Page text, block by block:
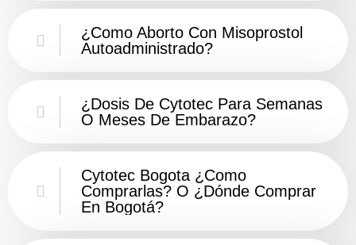
¿Como Aborto Con Misoprostol
Autoadministrado?
¿Dosis De Cytotec Para Semanas
O Meses De Embarazo?
Cytotec Bogota ¿Como
Comprarlas? O ¿Dónde Comprar
En Bogotá?